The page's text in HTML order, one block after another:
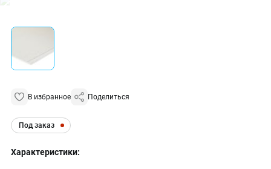
В избранное Поделиться
Под заказ
Характеристики: